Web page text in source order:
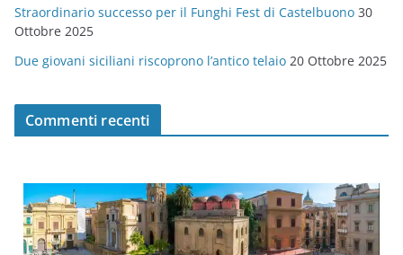
Straordinario successo per il Funghi Fest di Castelbuono 30
Ottobre 2025
Due giovani siciliani riscoprono l’antico telaio 20 Ottobre 2025
Commenti recenti